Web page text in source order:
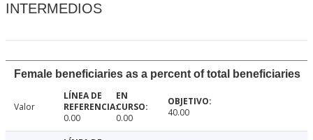
INTERMEDIOS
Female beneficiaries as a percent of total beneficiaries
Valor
0.00
0.00 40.00